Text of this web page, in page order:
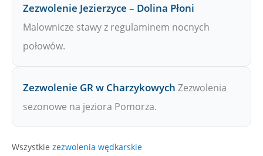
Zezwolenie Jezierzyce – Dolina Płoni
Malownicze stawy z regulaminem nocnych
połowów.
Zezwolenie GR w Charzykowych Zezwolenia
sezonowe na jeziora Pomorza.
Wszystkie zezwolenia wędkarskie